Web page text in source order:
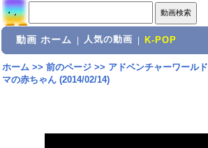
動画 ホーム 人気の動画 K-POP
ホーム>> 前のページ>> アドベンチャーワール
マの赤ちゃん (2014/02/14)